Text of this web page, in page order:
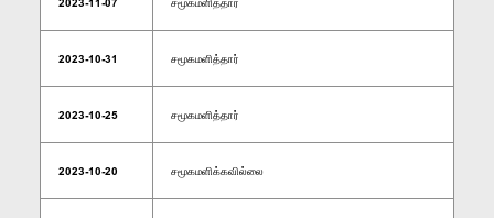
2023-10-31 சமூகமளித்தார்
2023-10-25 சமூகமளித்தார்
2023-10-20 சமூகமளிக்கவில்லை